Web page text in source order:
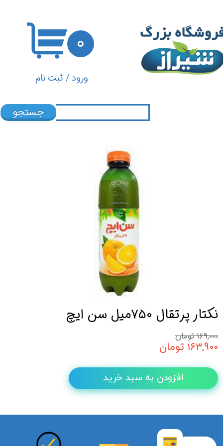
ورود/ ثبت نام
تغییر گذر واژه
سفارشات
۰
جستجو
نکتار پرتقال 750میل سن ایچ
۱۶۹,۰۰۰ تومان
۱۶۳,۹۰۰ تومان
افزودن به سبد خرید